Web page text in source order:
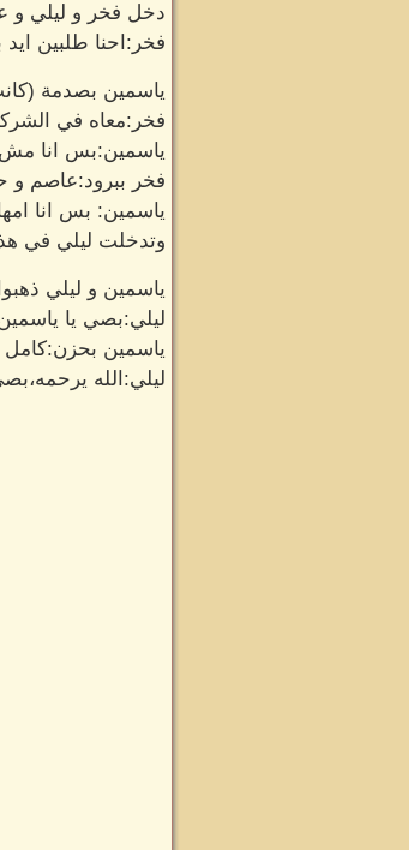
دخل فخر و ليلي و
فخر:احنا طلبين ايد
ياسمين بصدمة
فخر:معاه في
ياسمين:بس انا مش
فخر ببرود:عاصم و
ياسمين: بس انا
وتدخلت ليلي في
ياسمين و ليلي ذهبوا
ليلي:بصي يا
ياسمين
ليلي:الله